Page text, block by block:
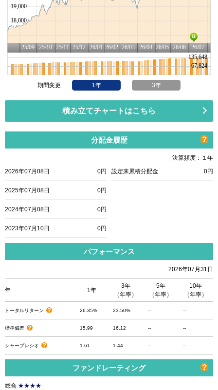
期間変更 1年 3年
積み立てチャートはこちら
分配金履歴
決算頻度：１年
2026年07月08日
0円
2025年07月08日 0円
2024年07月08日 0円
2023年07月10日 0円
設定来累積分配金 0円
パフォーマンス
2026年07月31日
年 1年
3年
（年率）
5年
（年率）
10年
（年率）
トータルリターン 26.35% 23.50% -- --
標準偏差 15.99 16.12 -- --
シャープレシオ 1.61 1.44 -- --
ファンドレーティング
総合 ★★★★